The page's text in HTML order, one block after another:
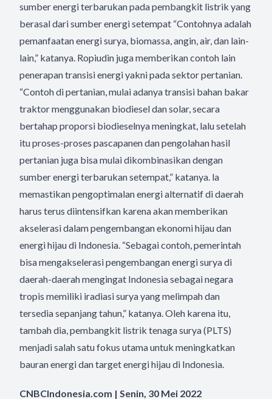
sumber energi terbarukan pada pembangkit listrik yang
berasal dari sumber energi setempat “Contohnya adalah
pemanfaatan energi surya, biomassa, angin, air, dan lain-
lain,” katanya. Ropiudin juga memberikan contoh lain
penerapan transisi energi yakni pada sektor pertanian.
“Contoh di pertanian, mulai adanya transisi bahan bakar
traktor menggunakan biodiesel dan solar, secara
bertahap proporsi biodieselnya meningkat, lalu setelah
itu proses-proses pascapanen dan pengolahan hasil
pertanian juga bisa mulai dikombinasikan dengan
sumber energi terbarukan setempat,” katanya. la
memastikan pengoptimalan energi alternatif di daerah
harus terus diintensifkan karena akan memberikan
akselerasi dalam pengembangan ekonomi hijau dan
energi hijau di Indonesia. “Sebagai contoh, pemerintah
bisa mengakselerasi pengembangan energi surya di
daerah-daerah mengingat Indonesia sebagai negara
tropis memiliki iradiasi surya yang melimpah dan
tersedia sepanjang tahun,” katanya. Oleh karena itu,
tambah dia, pembangkit listrik tenaga surya (PLTS)
menjadi salah satu fokus utama untuk meningkatkan
bauran energi dan target energi hijau di Indonesia.
CNBCIndonesia.com | Senin, 30 Mei 2022